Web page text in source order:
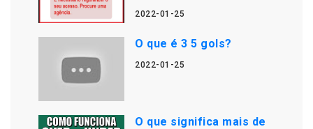
2022-01-25
O que é 3 5 gols?
2022-01-25
O que significa mais de